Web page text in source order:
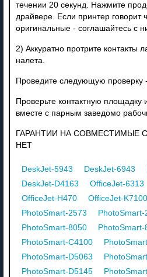
течении 20 секунд. Нажмите
драйвере. Если принтер говорит
оригинальные - соглашайтесь с
2) Аккуратно протрите контакты
налета.
Проведите следующую проверку -
Проверьте контактную площадку
вместе с парным заведомо
ГАРАНТИИ НА СОВМЕСТИМЫЕ
НЕТ
DeskJet-5943 DeskJet-6943
DeskJet-D4163
OfficeJet-6313
OfficeJet-H470
OfficeJet-
PhotoSmart-2573
PhotoSmart-
PhotoSmart-8050
PhotoSmart-
PhotoSmart-C4100
PhotoSmart-D5063
PhotoSmart-D5145